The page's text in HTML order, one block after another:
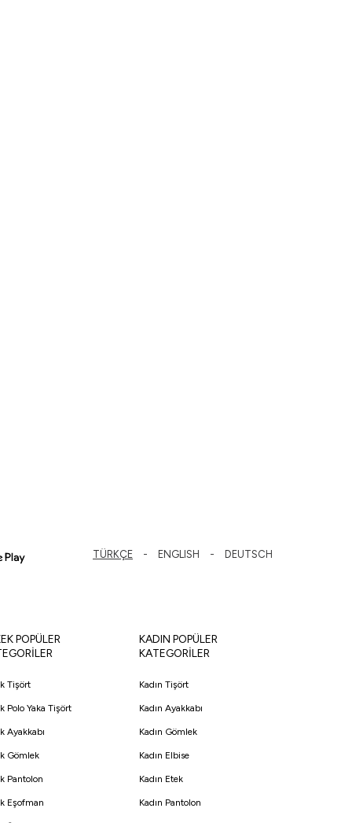
TÜRKÇE ENGLISH DEUTSCH
POPÜLER
Tişört
Polo Yaka Tişört
Ayakkabı
Gömlek
Pantolon
Eşofman
KADIN POPÜLER
KATEGORİLER
Kadın Tişört
Kadın Ayakkabı
Kadın Gömlek
Kadın Elbise
Kadın Etek
Kadın Pantolon